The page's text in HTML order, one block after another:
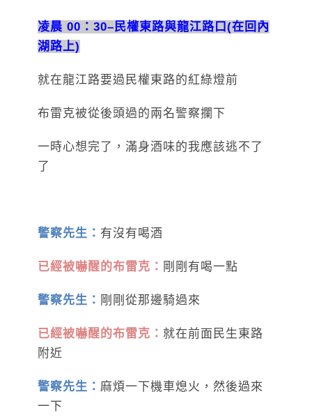
凌晨 00：30–民權東路與龍江路口(在回內
湖路上)
就在龍江路要過民權東路的紅綠燈前
布雷克被從後頭過的兩名警察攔下
一時心想完了，滿身酒味的我應該逃不了
了
警察先生： 有沒有喝酒
已經被嚇醒的布雷克： 剛剛有喝一點
警察先生： 剛剛從那邊騎過來
已經被嚇醒的布雷克： 就在前面民生東路
附近
警察先生： 麻煩一下機車熄火，然後過來
一下